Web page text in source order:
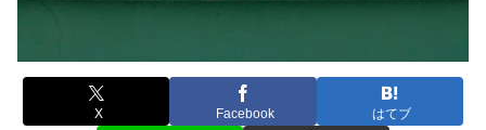
X Facebook はてブ